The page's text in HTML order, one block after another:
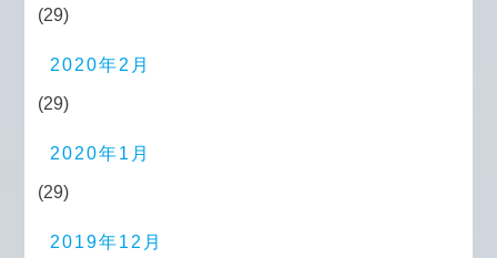
(29)
2020年2月
(29)
2020年1月
(29)
2019年12月